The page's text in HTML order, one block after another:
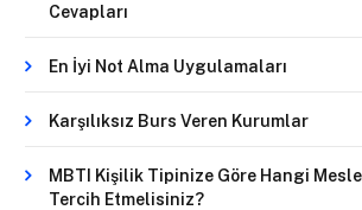
Cevapları
En İyi Not Alma Uygulamaları
Karşılıksız Burs Veren Kurumlar
MBTI Kişilik Tipinize Göre Hangi
Tercih Etmelisiniz?